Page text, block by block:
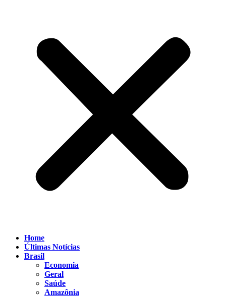
Home
Últimas Notícias
Brasil
Economia
Geral
Saúde
Amazônia